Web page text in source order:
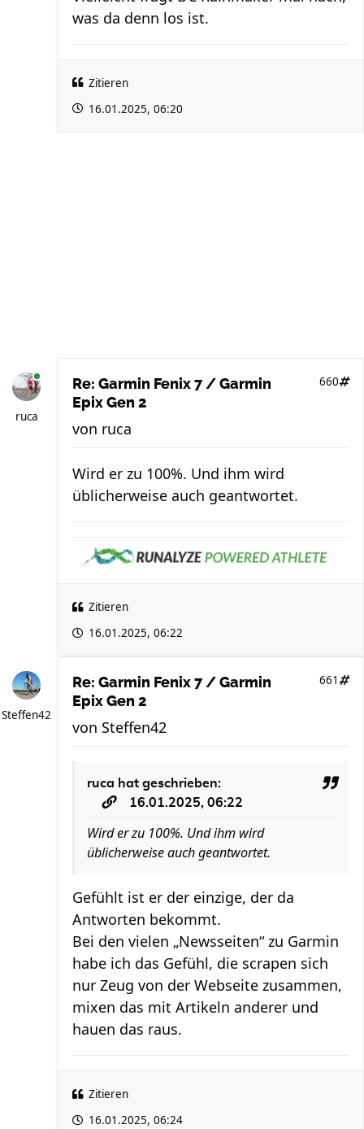
was da denn los ist.
Zitieren
16.01.2025, 06:20
ruca
Re: Garmin Fenix 7 / Garmin
Epix Gen 2
660
von ruca
Wird er zu 100%. Und ihm wird
üblicherweise auch geantwortet.
Zitieren
16.01.2025, 06:22
Steffen42
Re: Garmin Fenix 7 / Garmin
Epix Gen 2
661
von Steffen42
ruca hat geschrieben:
16.01.2025, 06:22
Wird er zu 100%. Und ihm wird
üblicherweise auch geantwortet.
Gefühlt ist er der einzige, der da
Antworten bekommt.
Bei den vielen „Newsseiten“ zu Garmin
habe ich das Gefühl, die scrapen sich
nur Zeug von der Webseite zusammen,
mixen das mit Artikeln anderer und
hauen das raus.
Zitieren
16.01.2025, 06:24